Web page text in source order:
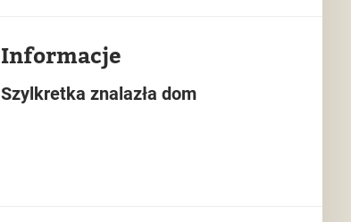
Informacje
Szylkretka znalazła dom